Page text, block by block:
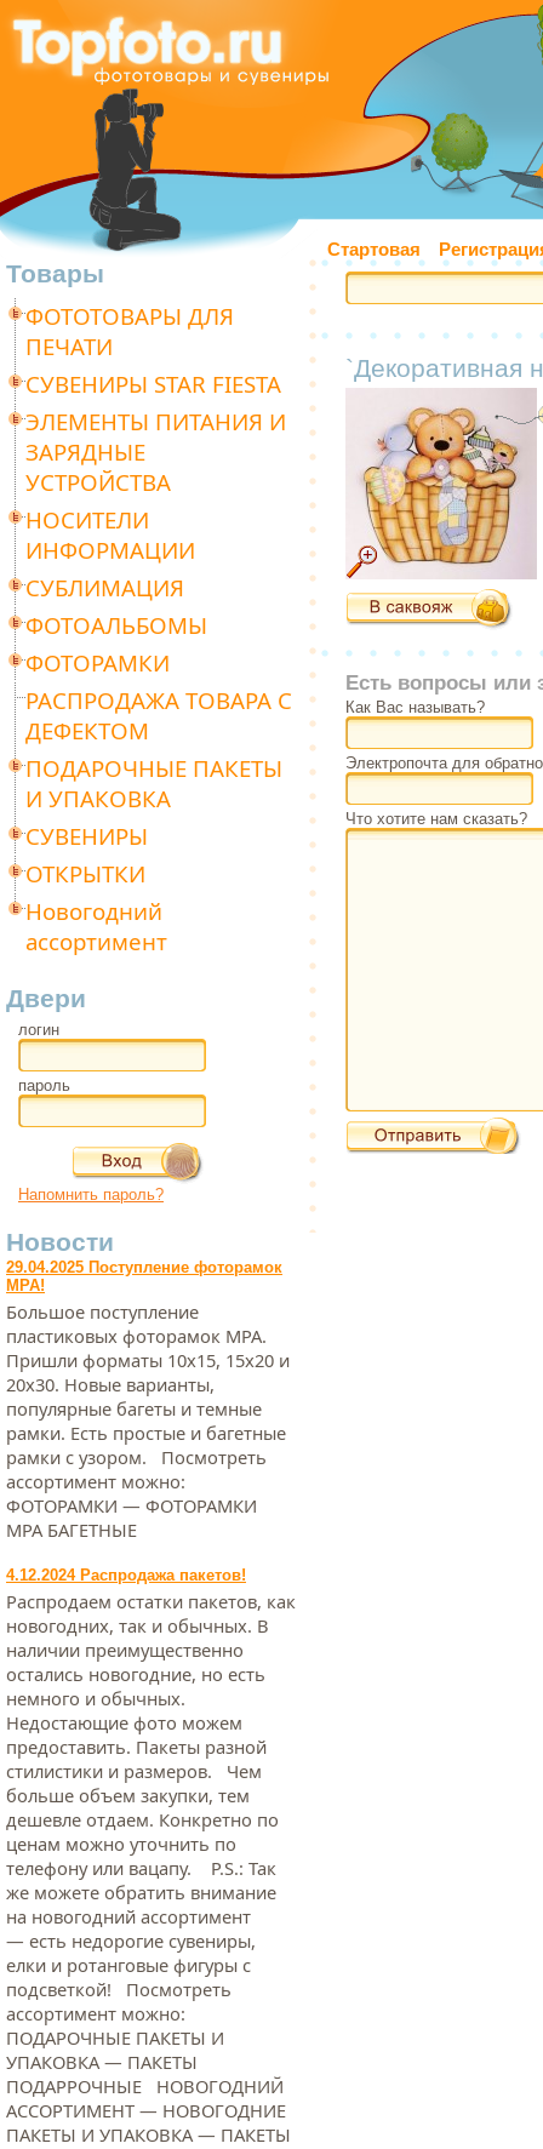
Стартовая
Товары
ФОТОТОВАРЫ ДЛЯ
ПЕЧАТИ
СУВЕНИРЫ STAR FIESTA
ЭЛЕМЕНТЫ ПИТАНИЯ И
ЗАРЯДНЫЕ
УСТРОЙСТВА
НОСИТЕЛИ
ИНФОРМАЦИИ
СУБЛИМАЦИЯ
ФОТОАЛЬБОМЫ
ФОТОРАМКИ
РАСПРОДАЖА ТОВАРА С
ДЕФЕКТОМ
ПОДАРОЧНЫЕ ПАКЕТЫ
И УПАКОВКА
СУВЕНИРЫ
ОТКРЫТКИ
Новогодний
ассортимент
Двери
логин
пароль
Напомнить пароль?
Новости
29.04.2025 Поступление фоторамок
МРА!
Большое поступление
пластиковых фоторамок МРА.
Пришли форматы 10х15, 15х20 и
20х30. Новые варианты,
популярные багеты и темные
рамки. Есть простые и багетные
рамки с узором. Посмотреть
ассортимент можно:
ФОТОРАМКИ — ФОТОРАМКИ
МРА БАГЕТНЫЕ
4.12.2024 Распродажа пакетов!
Распродаем остатки пакетов, как
новогодних, так и обычных. В
наличии преимущественно
остались новогодние, но есть
немного и обычных.
Недостающие фото можем
предоставить. Пакеты разной
стилистики и размеров. Чем
больше объем закупки, тем
дешевле отдаем. Конкретно по
ценам можно уточнить по
телефону или вацапу. Р.S.: Так
же можете обратить внимание
на новогодний ассортимент
— есть недорогие сувениры,
елки и ротанговые фигуры с
подсветкой! Посмотреть
ассортимент можно:
ПОДАРОЧНЫЕ ПАКЕТЫ И
УПАКОВКА — ПАКЕТЫ
ПОДАРРОЧНЫЕ НОВОГОДНИЙ
АССОРТИМЕНТ — НОВОГОДНИЕ
ПАКЕТЫ И УПАКОВКА — ПАКЕТЫ
`Декоративная
Есть вопросы или
Как Вас называть?
Электропочта для
Что хотите нам сказать?